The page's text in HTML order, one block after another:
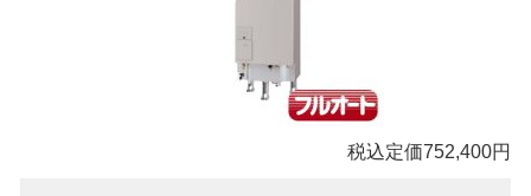
税込定価752,400円